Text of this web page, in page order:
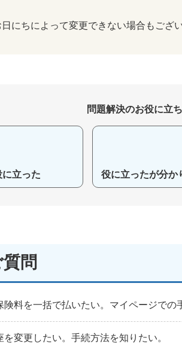
にちによって変更できない場合もござい
問題解決のお役に立
に立った 役に立ったが分か
問
険料を一括で払いたい。マイページでの
を変更したい。手続方法を知りたい。